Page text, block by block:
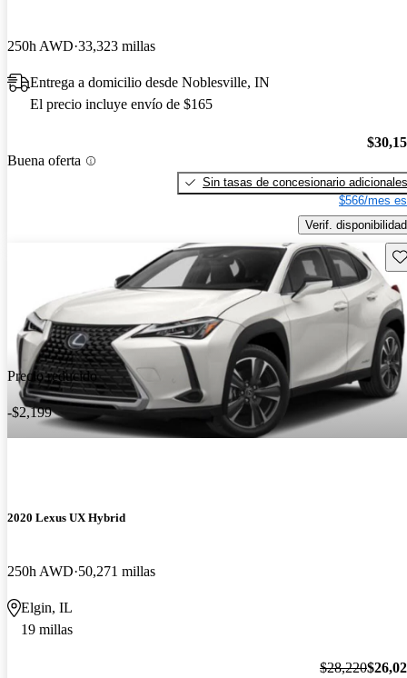
250h AWD 33,323 millas
Entrega a domicilio desde Noblesville, IN
El precio incluye envío de $165
Buena oferta
Sin tasas de concesionario adicionales
$566/mes
Verif. disponibilidad
Precio reducido
-$2,199
2020 Lexus UX Hybrid
250h AWD 50,271 millas
Elgin, IL
19 millas
$28,220